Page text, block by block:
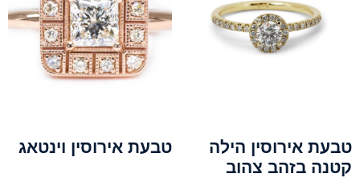
טבעת אירוסין הילה
קטנה בזהב צהוב
טבעת אירוסין וינטאג